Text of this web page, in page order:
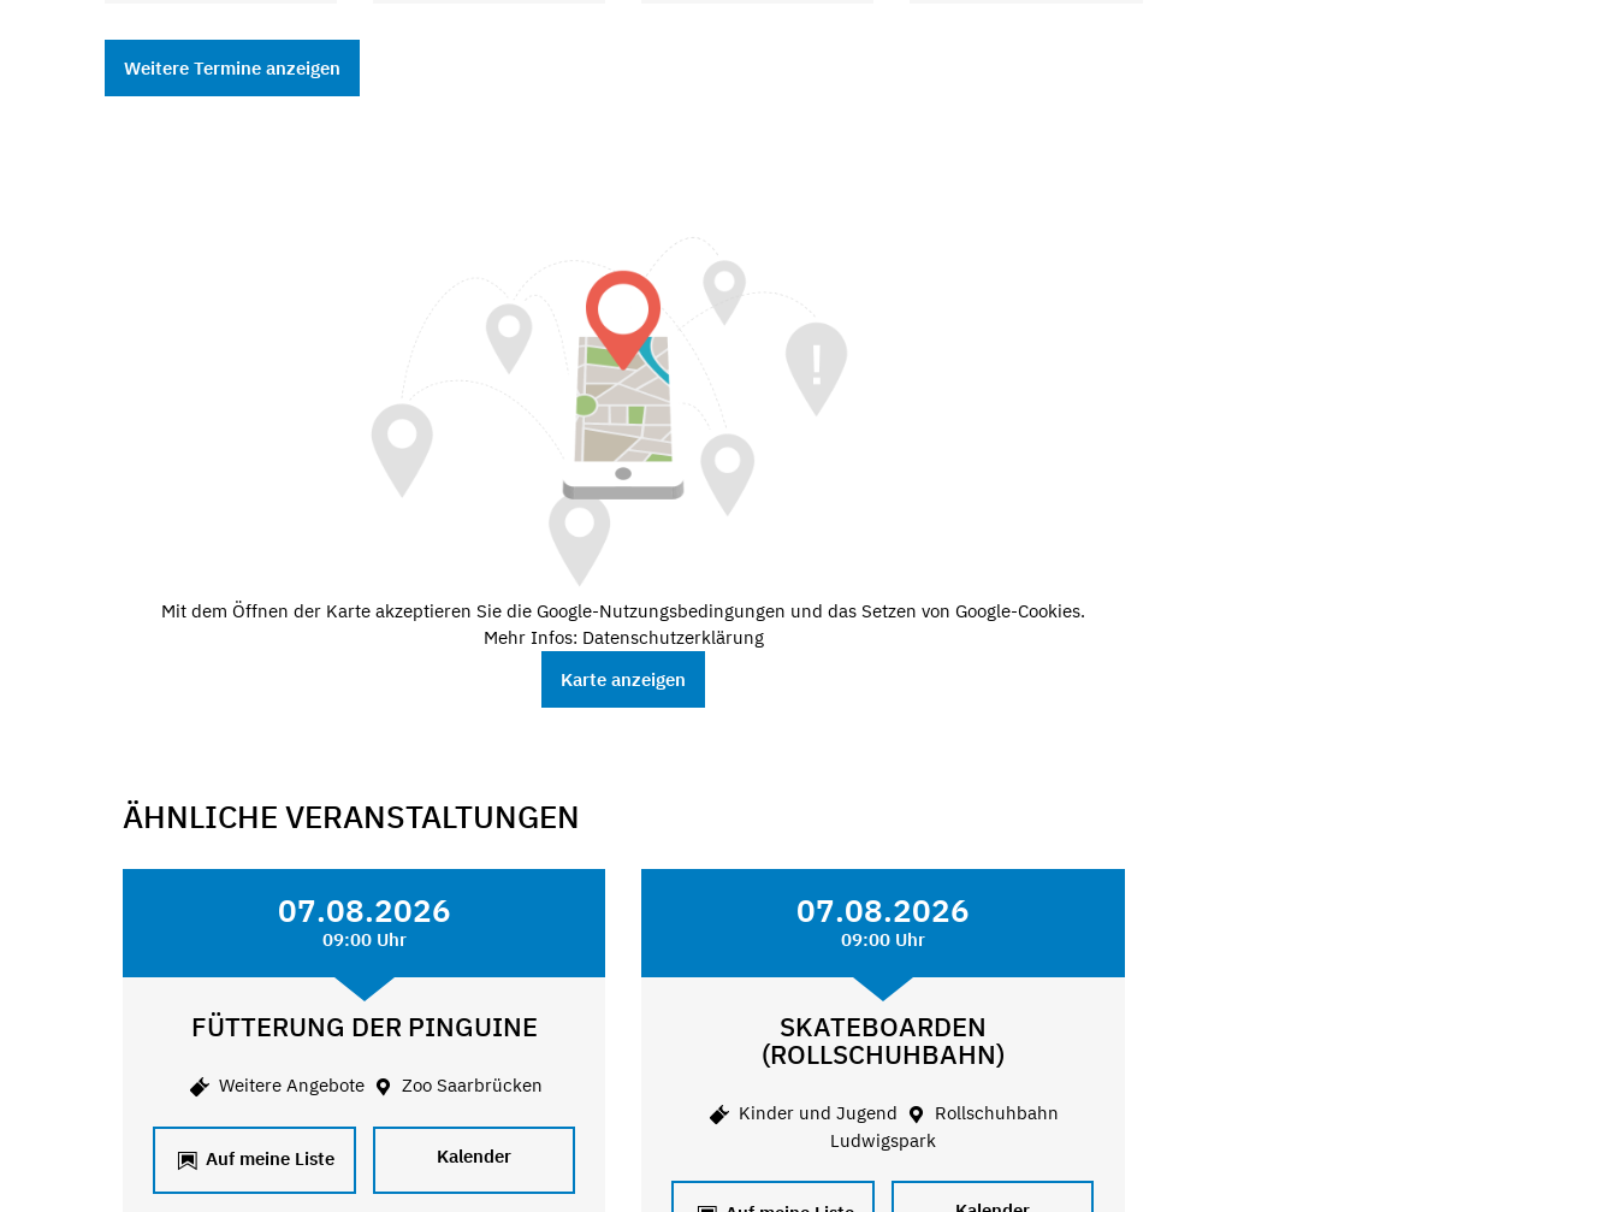
Weitere Termine anzeigen
Mit dem Öffnen der Karte akzeptieren Sie die Google-Nutzungsbedingungen und das Setzen von Google-Cookies.
Mehr Infos: Datenschutzerklärung
Karte anzeigen
ÄHNLICHE VERANSTALTUNGEN
07.08.2026
09:00 Uhr
FÜTTERUNG DER PINGUINE
Weitere Angebote Zoo Saarbrücken
Auf meine Liste Kalender
07.08.2026
09:00 Uhr
SKATEBOARDEN
(ROLLSCHUHBAHN)
Kinder und Jugend
Rollschuhbahn
Ludwigspark